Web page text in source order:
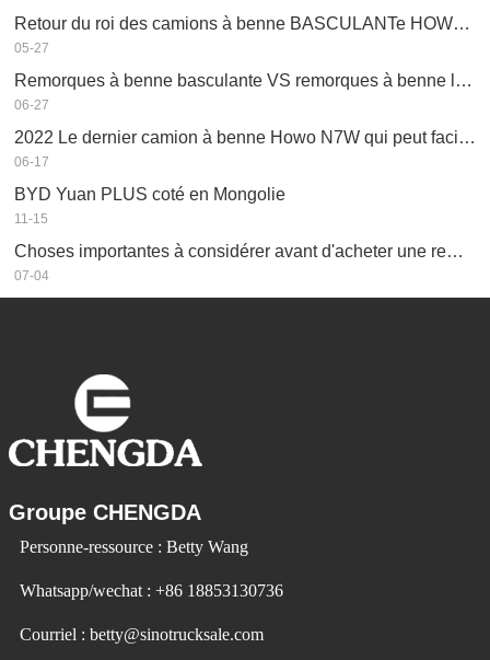
Retour du roi des camions à benne BASCULANTe HOWO V7-X 2022, performances puissantes, équipés d’un moteur Weichai
05-27
Remorques à benne basculante VS remorques à benne latérale : quelle est la meilleure solution pour votre entreprise ?
06-27
2022 Le dernier camion à benne Howo N7W qui peut facilement gagner de l’argent
06-17
BYD Yuan PLUS coté en Mongolie
11-15
Choses importantes à considérer avant d'acheter une remorque à benne basculante
07-04
Groupe CHENGDA
Personne-ressource : Betty Wang
Whatsapp/wechat : +86 18853130736
Courriel : betty@sinotrucksale.com